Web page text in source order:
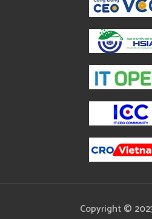
Copyright ©